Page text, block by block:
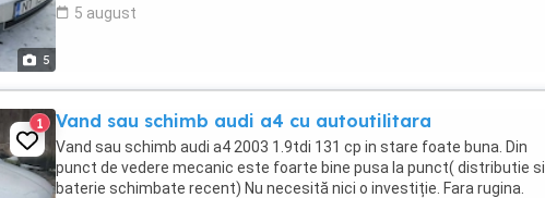
5
5 august
1 Vand sau schimb audi a4 cu autoutilitara
Vand sau schimb audi a4 2003 1.9tdi 131 cp in stare foate buna. Din
punct de vedere mecanic este foarte bine pusa la punct( distributie si
baterie schimbate recent) Nu necesită nici o investiție. Fara rugina.